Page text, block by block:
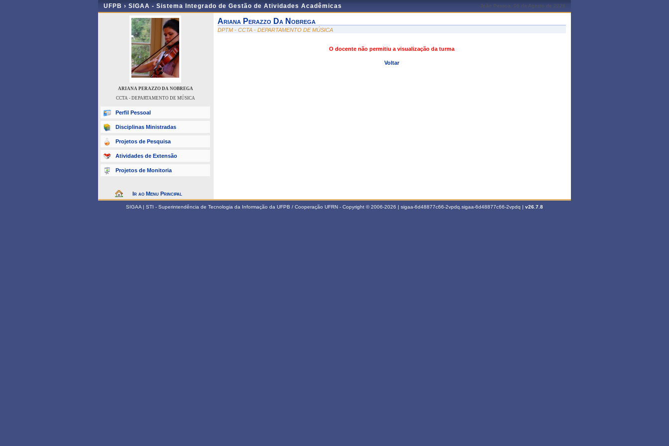
UFPB › SIGAA - Sistema Integrado de Gestão de Atividades Acadêmicas João Pessoa, 06 de Agosto de 2026
ARIANA PERAZZO DA NOBREGA
CCTA - DEPARTAMENTO DE MÚSICA
Perfil Pessoal
Disciplinas Ministradas
Projetos de Pesquisa
Atividades de Extensão
Projetos de Monitoria
Ir ao Menu Principal
Ariana Perazzo Da Nobrega
DPTM - CCTA - DEPARTAMENTO DE MÚSICA
O docente não permitiu a visualização da turma
Voltar
SIGAA | STI - Superintendência de Tecnologia da Informação da UFPB / Cooperação UFRN - Copyright © 2006-2026 | sigaa-6d48877c66-2vpdq.sigaa-6d48877c66-2vpdq | v26.7.8